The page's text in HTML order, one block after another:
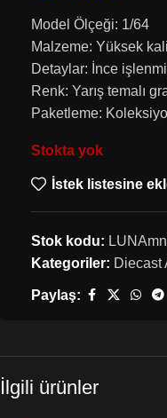
Model Ölçeği: 1/64
Malzeme: Yüksek
Detaylar: İnce
Renk: Yarış temalı
Paketleme:
Stokta yok
İstek listesine
Stok kodu:
Kategoriler: Diecast
Paylaş:
İlgili ürünler